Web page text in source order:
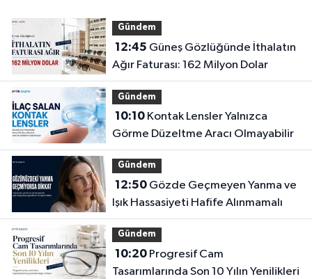
Gündem
12:45
Ağır Faturası: 162 Milyon Dolar
Gündem
10:10Kontak Lensler Yalnızca
Görme Düzeltme Aracı Olmayabilir
Gündem
12:50Gözde Geçmeyen Yanma ve
Işık Hassasiyeti Hafife Alınmamalı
Gündem
10:20Progresif Cam
Tasarımlarında Son 10 Yılın Yenilikleri